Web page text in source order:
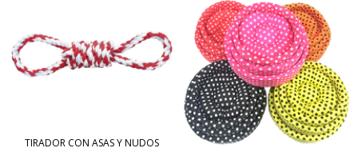
TIRADOR CON ASAS Y NUDOS